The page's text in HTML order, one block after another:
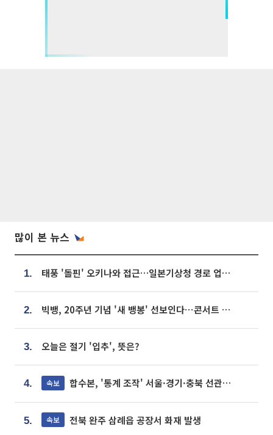
많이 본 뉴스
1. 태풍 '돌핀' 오키나와 접근…일본기상청 경로 업데이트
2. 빅뱅, 20주년 기념 '새 뱅봉' 선보인다⋯콘서트 앞두고 팝업 개최
3. 오늘은 절기 '입추', 뜻은?
4. 속보 합수본, '통계 조작' 서울·경기·충북 선관위 등 추가 압수수색
5. 속보 전북 완주 삼례읍 공장서 화재 발생